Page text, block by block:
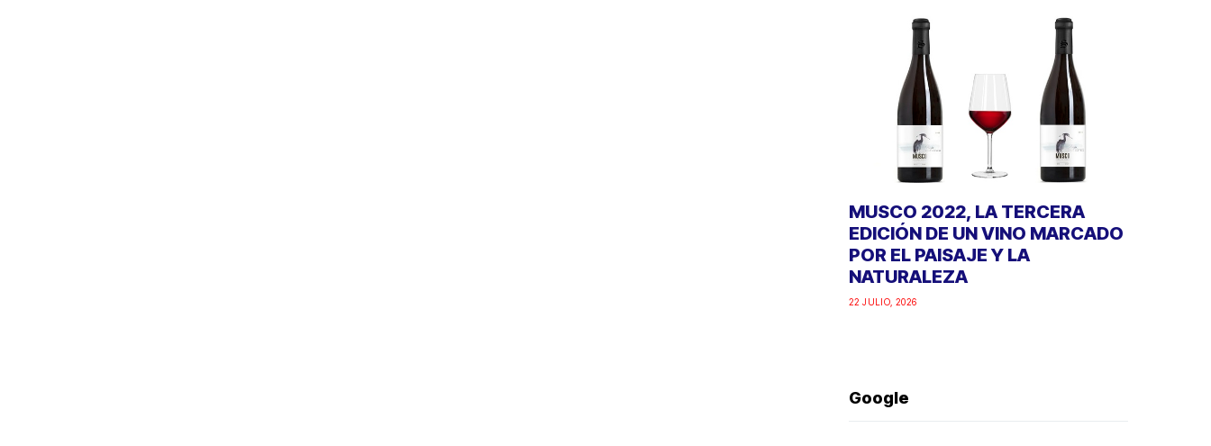
MUSCO 2022, LA TERCERA
EDICIÓN DE UN VINO MARCADO
POR EL PAISAJE Y LA
NATURALEZA
22 JULIO, 2026
Google